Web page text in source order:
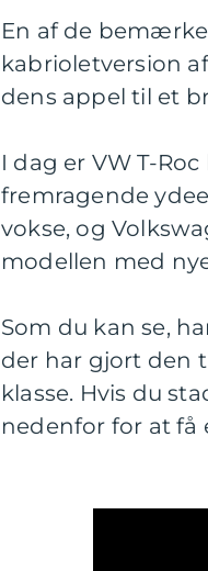
En af de
kabrioletversion
dens appel til et
I dag er VW T-
fremragende
vokse, og
modellen med
Som du kan se,
der har gjort den
klasse. Hvis du
nedenfor for at få